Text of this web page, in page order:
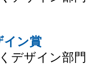
ン賞
デザイン部門